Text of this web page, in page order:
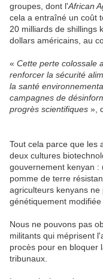
groupes, dont l'African
cela a entraîné un coût
20 milliards de shillings
dollars américains, au
« Cette perte colossale
renforcer la sécurité
la santé
campagnes de
progrès scientifiques »,
Tout cela parce que les
deux cultures
gouvernement kenyan :
pomme de terre
agriculteurs kenyans
génétiquement modifiée
Nous ne pouvons pas
militants qui méprisent
procès pour en bloquer
tribunaux.